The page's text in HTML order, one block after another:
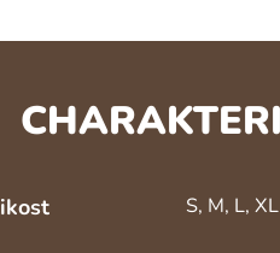
S, M, L, XL